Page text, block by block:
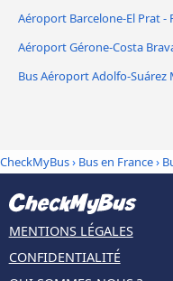
Aéroport Barcelone-El Prat -
Aéroport Gérone-Costa
Bus Aéroport Adolfo-Suárez
CheckMyBus› Bus en France›
MENTIONS LÉGALES
CONFIDENTIALITÉ